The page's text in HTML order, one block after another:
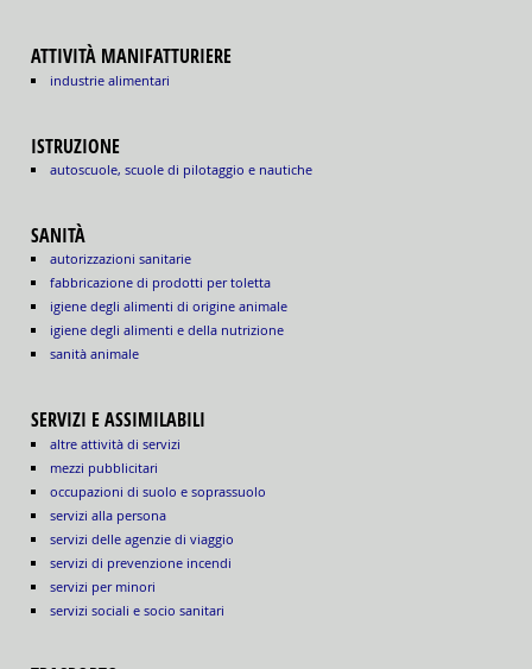
ATTIVITÀ MANIFATTURIERE
industrie alimentari
ISTRUZIONE
autoscuole, scuole di pilotaggio e nautiche
SANITÀ
autorizzazioni sanitarie
fabbricazione di prodotti per toletta
igiene degli alimenti di origine animale
igiene degli alimenti e della nutrizione
sanità animale
SERVIZI E ASSIMILABILI
altre attività di servizi
mezzi pubblicitari
occupazioni di suolo e soprassuolo
servizi alla persona
servizi delle agenzie di viaggio
servizi di prevenzione incendi
servizi per minori
servizi sociali e socio sanitari